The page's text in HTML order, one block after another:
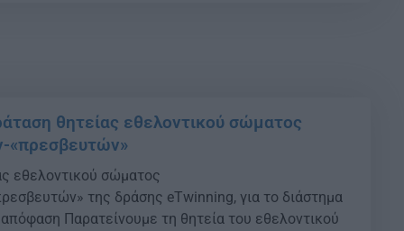
θητείας εθελοντικού σώματος
«πρεσβευτών»
εθελοντικού σώματος
της δράσης eTwinning, για το διάστημα
Παρατείνουμε τη θητεία του εθελοντικού